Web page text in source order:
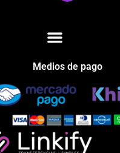
Medios de pago